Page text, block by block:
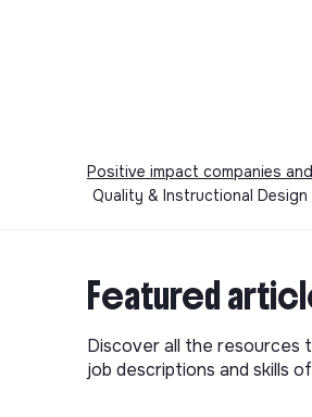
Positive impact companies
Quality & Instructional
Featured
Discover all the resources
job descriptions and skills